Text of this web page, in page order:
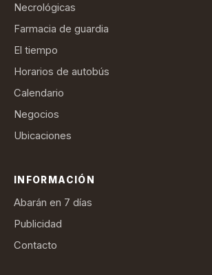
Necrológicas
Farmacia de guardia
El tiempo
Horarios de autobús
Calendario
Negocios
Ubicaciones
INFORMACIÓN
Abarán en 7 días
Publicidad
Contacto